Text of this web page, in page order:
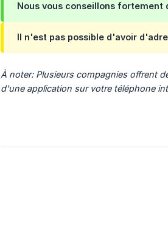
Nous vous conseillons
Il n'est pas possible d'avoir
À noter: Plusieurs compagnies offrent
d'une application sur votre téléphone